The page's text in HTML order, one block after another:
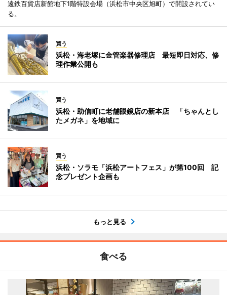
遠鉄百貨店新館地下1階特設会場（浜松市中央区旭町）で開設されてい
る。
買う
浜松・海老塚に金管楽器修理店 最短即日対応、修
理作業公開も
買う
浜松・助信町に老舗眼鏡店の新本店 「ちゃんとし
たメガネ」を地域に
買う
浜松・ソラモ「浜松アートフェス」が第100回 記
念プレゼント企画も
もっと見る
食べる